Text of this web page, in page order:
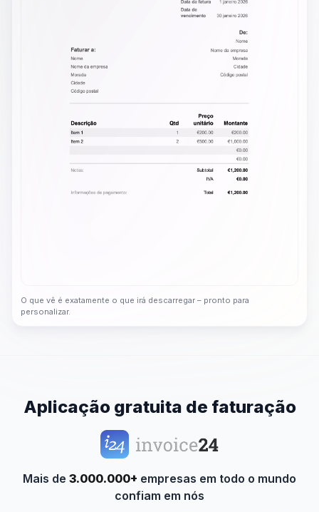
O que vê é exatamente o que irá descarregar – pronto para
personalizar.
Aplicação gratuita de faturação
Mais de 3.000.000+ empresas em todo o mundo
confiam em nós